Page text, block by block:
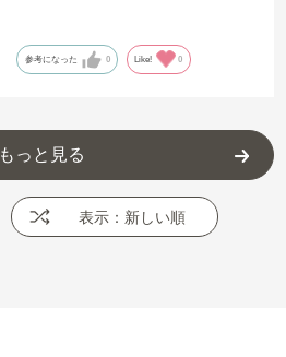
参考になった 0 Like! 0
もっと見る
表示：新しい順